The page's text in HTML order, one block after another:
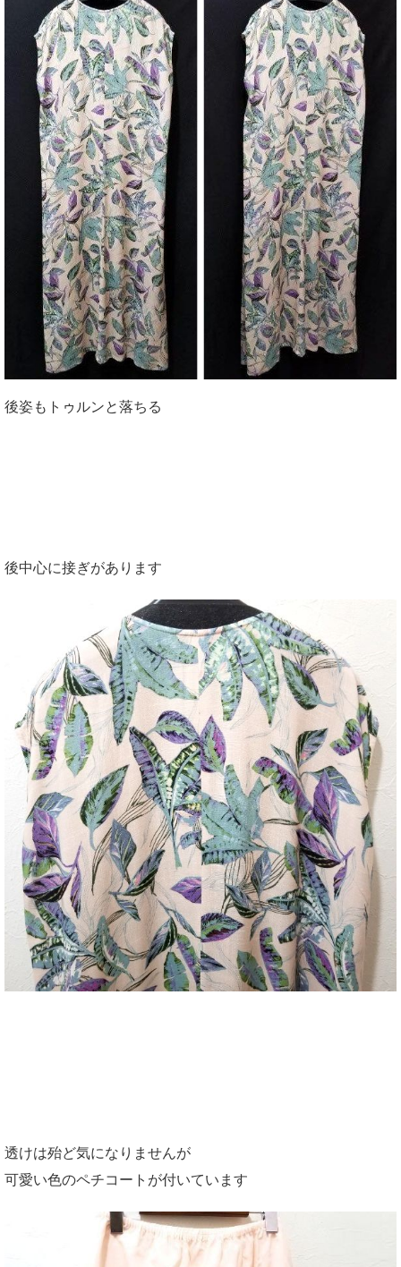
後姿もトゥルンと落ちる
後中心に接ぎがあります
透けは殆ど気になりませんが
可愛い色のペチコートが付いています